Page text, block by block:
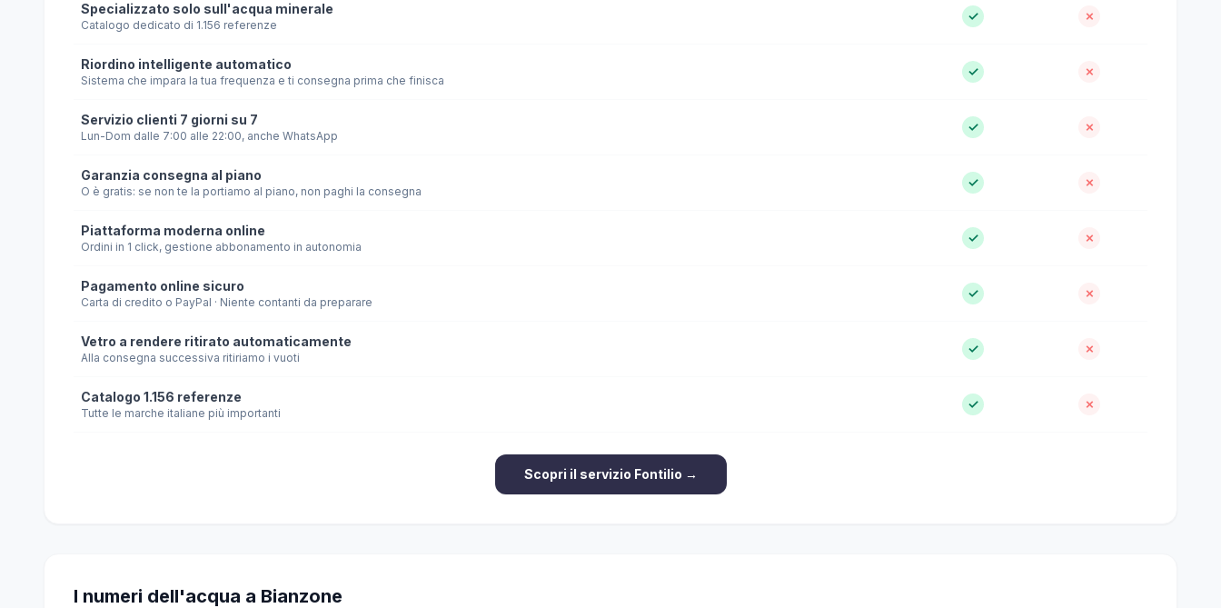
Specializzato solo sull'acqua minerale
Catalogo dedicato di 1.156 referenze
✓ ✗
Riordino intelligente automatico
Sistema che impara la tua frequenza e ti consegna prima che finisca
✓ ✗
Servizio clienti 7 giorni su 7
Lun-Dom dalle 7:00 alle 22:00, anche WhatsApp
✓ ✗
Garanzia consegna al piano
O è gratis: se non te la portiamo al piano, non paghi la consegna
✓ ✗
Piattaforma moderna online
Ordini in 1 click, gestione abbonamento in autonomia
✓ ✗
Pagamento online sicuro
Carta di credito o PayPal · Niente contanti da preparare
✓ ✗
Vetro a rendere ritirato automaticamente
Alla consegna successiva ritiriamo i vuoti
✓ ✗
Catalogo 1.156 referenze
Tutte le marche italiane più importanti
✓ ✗
Scopri il servizio Fontilio →
I numeri dell'acqua a Bianzone